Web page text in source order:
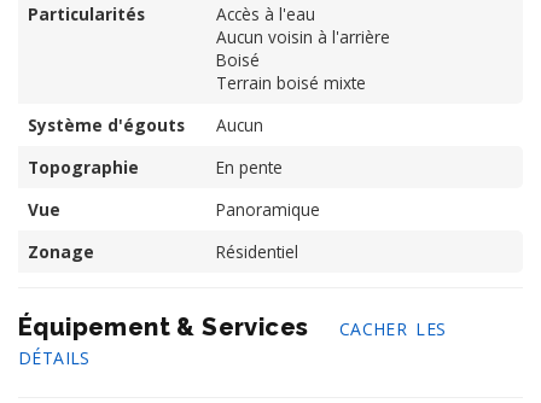
Particularités
Accès à l'eau
Aucun voisin à l'arrière
Boisé
Terrain boisé mixte
Système d'égouts
Aucun
Topographie
En pente
Vue
Panoramique
Zonage
Résidentiel
Équipement & Services
CACHER LES
DÉTAILS